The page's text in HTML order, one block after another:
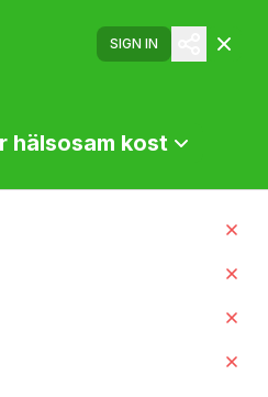
SIGN IN
hälsosam kost